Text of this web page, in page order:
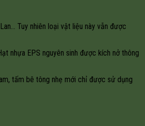
Tuy nhiên loại vật liệu này vẫn được
nhựa EPS nguyên sinh được kích nở thông
tấm bê tông nhẹ mới chỉ được sử dụng